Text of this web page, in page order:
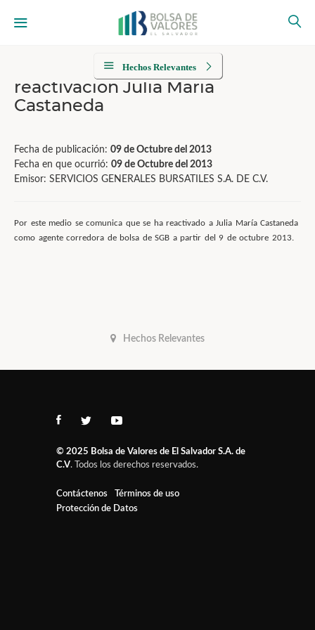
Hechos Relevantes
reactivación Julia María
Castaneda
Fecha de publicación: 09 de Octubre del 2013
Fecha en que ocurrió: 09 de Octubre del 2013
Emisor: SERVICIOS GENERALES BURSATILES S.A. DE C.V.
Por este medio se comunica que se ha reactivado a Julia María Castaneda
como agente corredora de bolsa de SGB a partir del 9 de octubre 2013.
Hechos Relevantes
© 2025 Bolsa de Valores de El Salvador S.A. de
C.V. Todos los derechos reservados.
Contáctenos
Términos de uso
Protección de Datos